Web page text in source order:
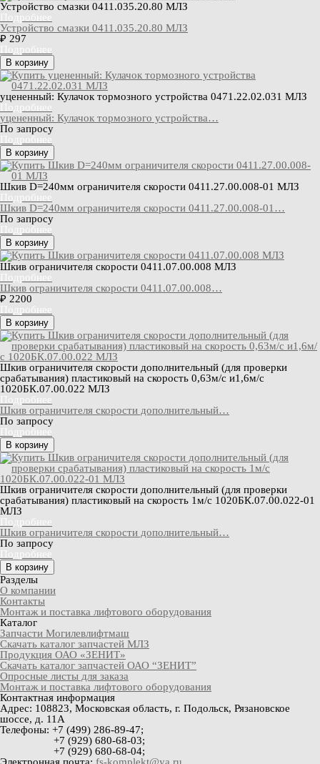
Устройство смазки 0411.035.20.80 МЛЗ
Подробнее
Устройство смазки 0411.035.20.80 МЛЗ
₽ 297
Подробнее
В корзину
уцененный: Кулачок тормозного устройства 0471.22.02.031 МЛЗ
Подробнее
уцененный: Кулачок тормозного устройства…
По запросу
Подробнее
В корзину
Шкив D=240мм ограничителя скорости 0411.27.00.008-01 МЛЗ
Подробнее
Шкив D=240мм ограничителя скорости 0411.27.00.008-01…
По запросу
Подробнее
В корзину
Шкив ограничителя скорости 0411.07.00.008 МЛЗ
Подробнее
Шкив ограничителя скорости 0411.07.00.008…
₽ 2200
Подробнее
В корзину
Шкив ограничителя скорости дополнительный (для проверки
срабатывания) пластиковый на скорость 0,63м/с и1,6м/с
1020БК.07.00.022 МЛЗ
Подробнее
Шкив ограничителя скорости дополнительный…
По запросу
Подробнее
В корзину
Шкив ограничителя скорости дополнительный (для проверки
срабатывания) пластиковый на скорость 1м/с 1020БК.07.00.022-01
МЛЗ
Подробнее
Шкив ограничителя скорости дополнительный…
По запросу
Подробнее
В корзину
Разделы
О компании
Контакты
Монтаж и поставка лифтового оборудования
Каталог
Запчасти Могилевлифтмаш
Скачать каталог запчастей МЛЗ
Продукция ОАО «ЗЕНИТ»
Скачать каталог запчастей ОАО “ЗЕНИТ”
Опросные листы для заказа
Монтаж и поставка лифтового оборудования
Контактная информация
Адрес: 108823, Московская область, г. Подольск, Рязановское
шоссе, д. 11А
Телефоны: +7 (499) 286-89-47;
+7 (929) 680-68-03;
+7 (929) 680-68-04;